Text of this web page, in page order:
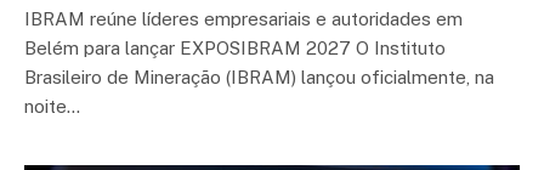
IBRAM reúne líderes empresariais e autoridades em
Belém para lançar EXPOSIBRAM 2027 O Instituto
Brasileiro de Mineração (IBRAM) lançou oficialmente, na
noite…